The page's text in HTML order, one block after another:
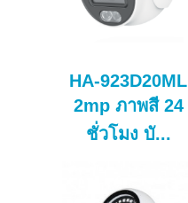
HA-923D20ML
2mp ภาพสี 24
ชั่วโมง บั...